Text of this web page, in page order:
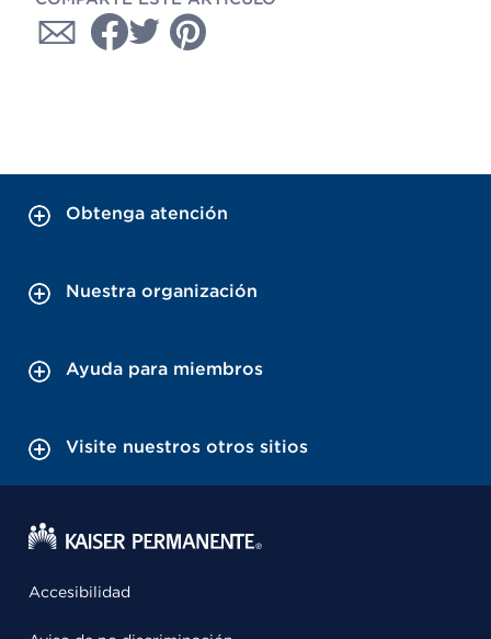
Obtenga atención
Nuestra organización
Ayuda para miembros
Visite nuestros otros sitios
Accesibilidad